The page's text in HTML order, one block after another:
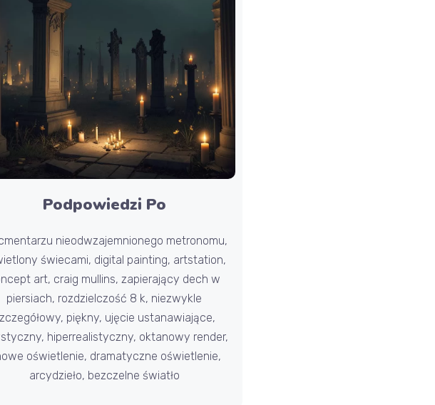
Podpowiedzi Po
nieodwzajemnionego metronomu,
świecami, digital painting, artstation,
art, craig mullins, zapierający dech w
piersiach, rozdzielczość 8 k, niezwykle
piękny, ujęcie ustanawiające,
hiperrealistyczny, oktanowy render,
oświetlenie, dramatyczne oświetlenie,
arcydzieło, bezczelne światło